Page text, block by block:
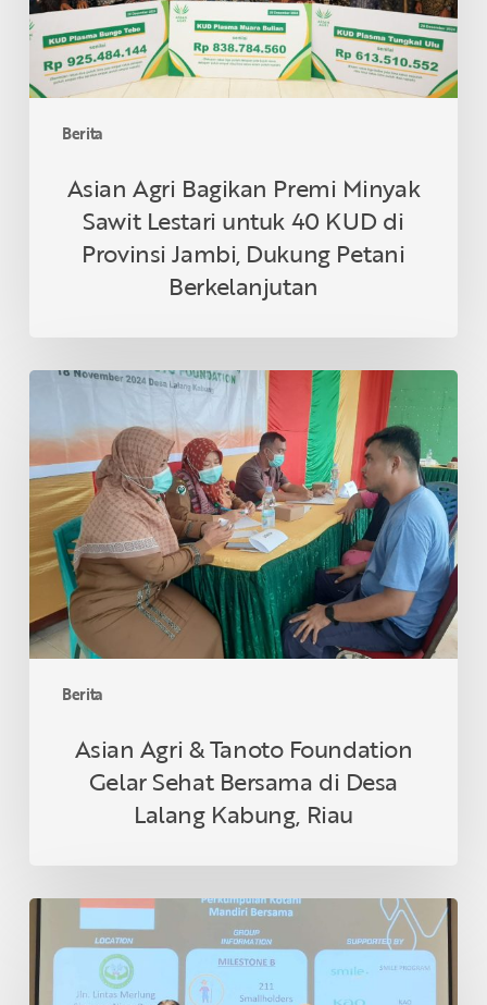
Berita
untuk
40
KUD
di
Dukung
Petani
Berkelanjutan
Asian Agri Bagikan Premi Minyak
Sawit Lestari untuk 40 KUD di
Provinsi Jambi, Dukung Petani
Berkelanjutan
Berita
Asian
&
Tanoto
Foundation
Gelar
Sehat
Bersama
Desa
Lalang
Asian Agri & Tanoto Foundation
Gelar Sehat Bersama di Desa
Lalang Kabung, Riau
Petani
Swadaya
Indonesia
Raih